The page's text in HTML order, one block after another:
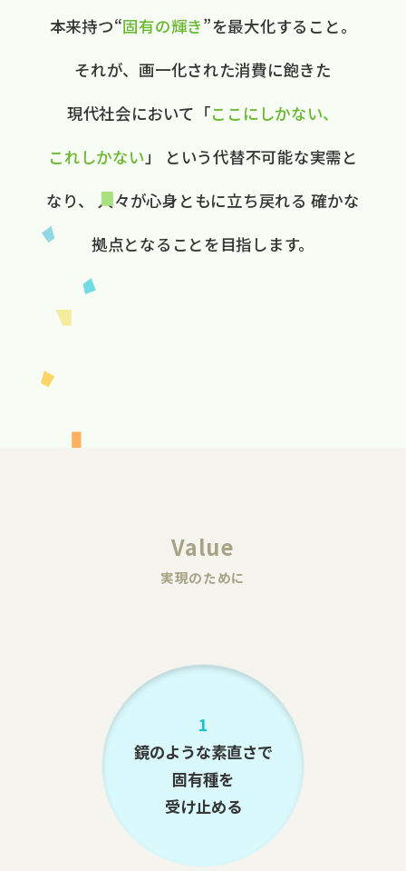
本来持つ“固有の​輝き”を​最大化する​こと。
それが、​画一化された​消費に​飽きた​
現代社会に​おいて ​「ここに​しかない、​
これしかない 」
と​いう​代替不可能な​実需と​
なり、
人々が​心身ともに​立ち戻れる 確かな​
拠点と​なる​ことを​目指します。​
Value
実現のために
1
鏡のような素直さで
固有種を
受け止める